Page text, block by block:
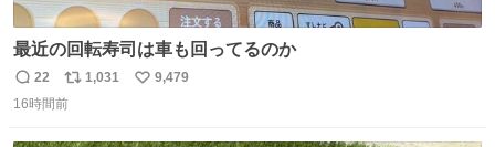
最近の回転寿司は車も回ってるのか
返
信
22
リ
ポ
1,031
い
9,479
16時間前